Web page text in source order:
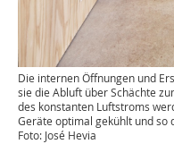
Die internen Öffnungen und
sie die Abluft über Schächte
des konstanten Luftstroms
Geräte optimal gekühlt und
Foto: José Hevia